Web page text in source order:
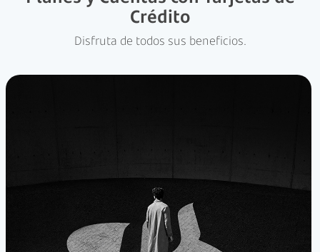
Crédito
Disfruta de todos sus beneficios.